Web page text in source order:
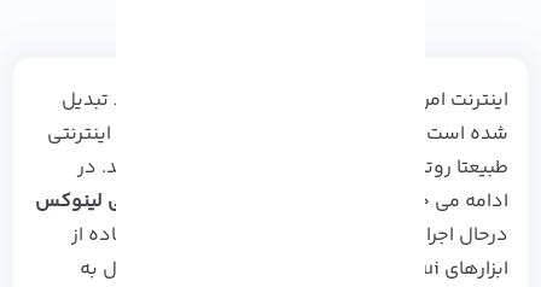
اینترنت امروزه به بخش جدا نشدنی از زندگی افراد تبدیل
شده است که درصورت عدم اتصال به شبکه های اینترنتی
طبیعتا روتین همیشگی مخاطبان مختل خواهد شد. در
ادامه می خواهیم
نحوه اتصال به وای فای در کالی لینوکس
درحال اجرا را بررسی کرده و بدانیم چگونه با استفاده از
ابزارهای nmtui و mncli از محیط گرافیکی و کنسول به